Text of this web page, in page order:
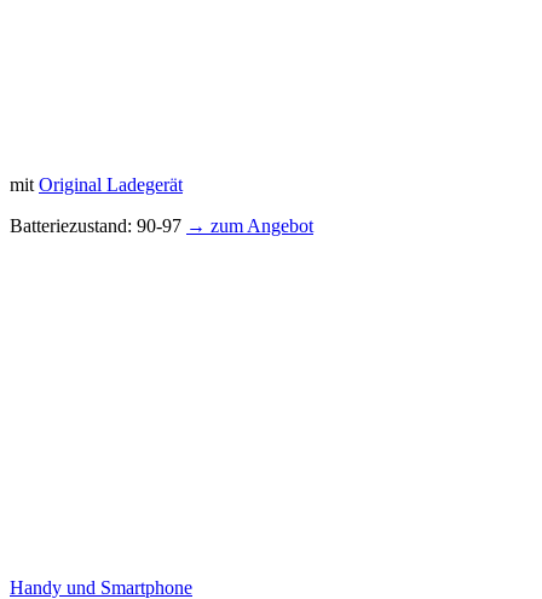
mit Original Ladegerät
Batteriezustand: 90-97 → zum Angebot
Handy und Smartphone